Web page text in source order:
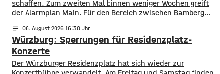
schaffen. Zum zweiten Mal binnen weniger Wochen greift
der Alarmplan Main. Für den Bereich zwischen Bamberg
mainabwärts die zweite von drei Warnstufen. Zwar gibt es
aktuell mit dem Sauerstoffgehalt im Wasser noch keine
Probleme, allerdings ist die Wassertemperatur
notes 06. August 2026 16:30
Würzburg: Sperrungen für Residenzplatz-
Konzerte
Der Würzburger Residenzplatz hat sich wieder zur